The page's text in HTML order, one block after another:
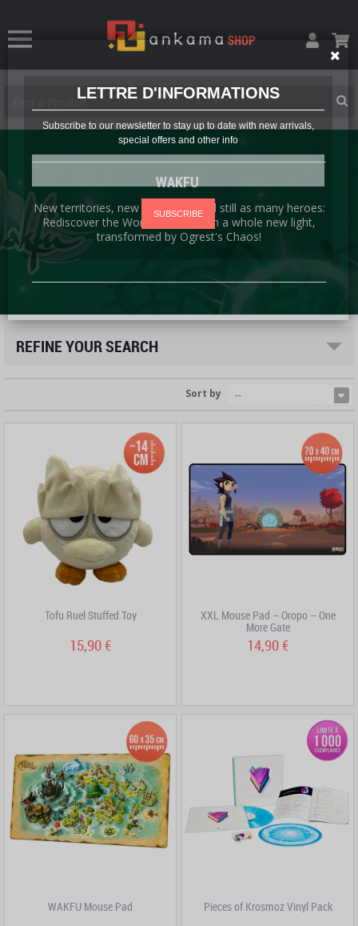
LETTRE D'INFORMATIONS
Subscribe to our newsletter to stay up to date with new arrivals,
special offers and other info
SUBSCRIBE
WAKFU
New territories, new creatures, and still as many heroes:
Rediscover the World of Twelve in a whole new light,
transformed by Ogrest's Chaos!
REFINE YOUR SEARCH
Sort by --
Tofu Ruel Stuffed Toy
15,90 €
XXL Mouse Pad – Oropo – One
More Gate
14,90 €
WAKFU Mouse Pad Pieces of Krosmoz Vinyl Pack